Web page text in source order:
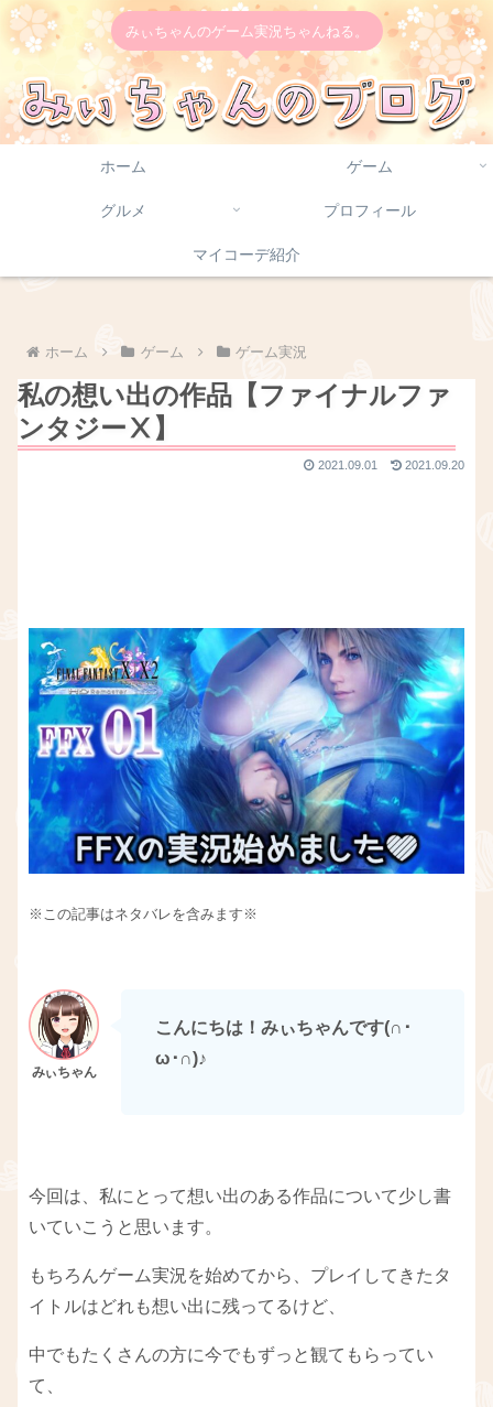
みぃちゃんのゲーム実況ちゃんねる。
ホーム ゲーム
グルメ プロフィール
マイコーデ紹介
ホーム ゲーム ゲーム実況
私の想い出の作品【ファイナルファ
ンタジーⅩ】
2021.09.01 2021.09.20
※この記事はネタバレを含みます※
こんにちは！みぃちゃんです(∩･
ω･∩)♪
今回は、私にとって想い出のある作品について少し書
いていこうと思います。
もちろんゲーム実況を始めてから、プレイしてきたタ
イトルはどれも想い出に残ってるけど、
中でもたくさんの方に今でもずっと観てもらってい
て、